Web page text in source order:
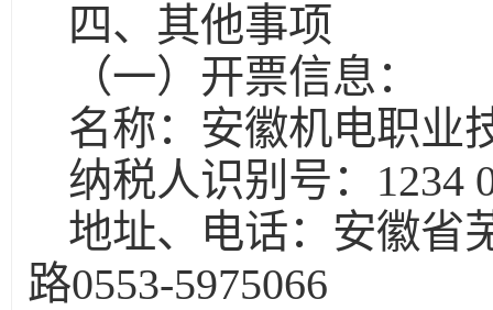
四、其他事项
（一）开票信息：
名称：安徽机电职业
纳税人识别号：1234
地址、电话：安徽省
路0553-5975066